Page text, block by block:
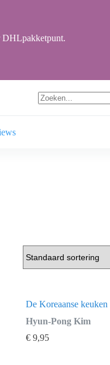
DHLpakketpunt.
De Koreaanse keuken
Hyun-Pong Kim
€ 9,95